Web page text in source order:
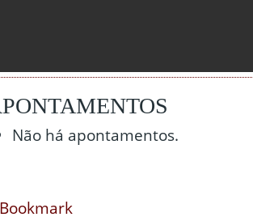
Não há apontamentos.